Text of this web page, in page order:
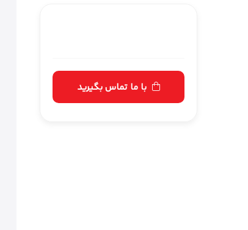
با ما تماس بگیرید